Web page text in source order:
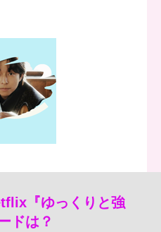
『ゆっくりと強
ドは？